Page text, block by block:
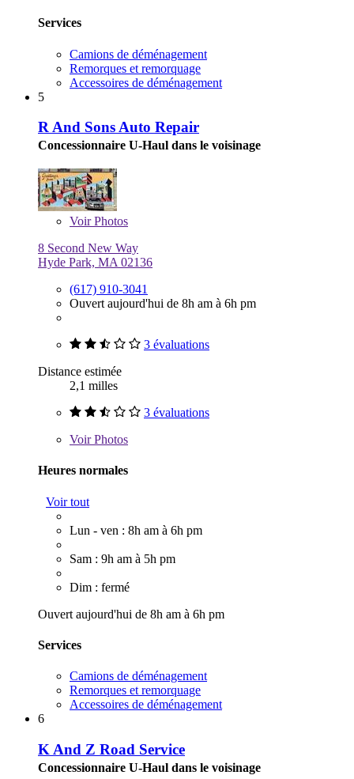
Services
Camions de déménagement
Remorques et remorquage
Accessoires de déménagement
5
R And Sons Auto Repair
Concessionnaire U-Haul dans le voisinage
VoirPhotos
8 Second New Way
Hyde Park, MA 02136
(617) 910-3041
Ouvert aujourd'hui de 8h am à 6h pm
3 évaluations
Distance estimée
2,1 milles
3 évaluations
VoirPhotos
Heures normales
Voir tout
Lun - ven : 8h am à 6h pm
Sam : 9h am à 5h pm
Dim : fermé
Ouvert aujourd'hui de 8h am à 6h pm
Services
Camions de déménagement
Remorques et remorquage
Accessoires de déménagement
6
K And Z Road Service
Concessionnaire U-Haul dans le voisinage